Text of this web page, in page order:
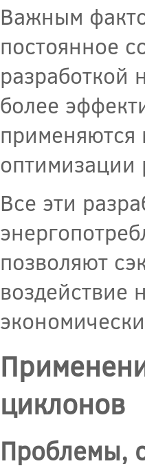
Важным
постоянное
разработкой
более
применяются
оптимизации
Все эти
позволяют
воздействие
циклонов
Проблемы,